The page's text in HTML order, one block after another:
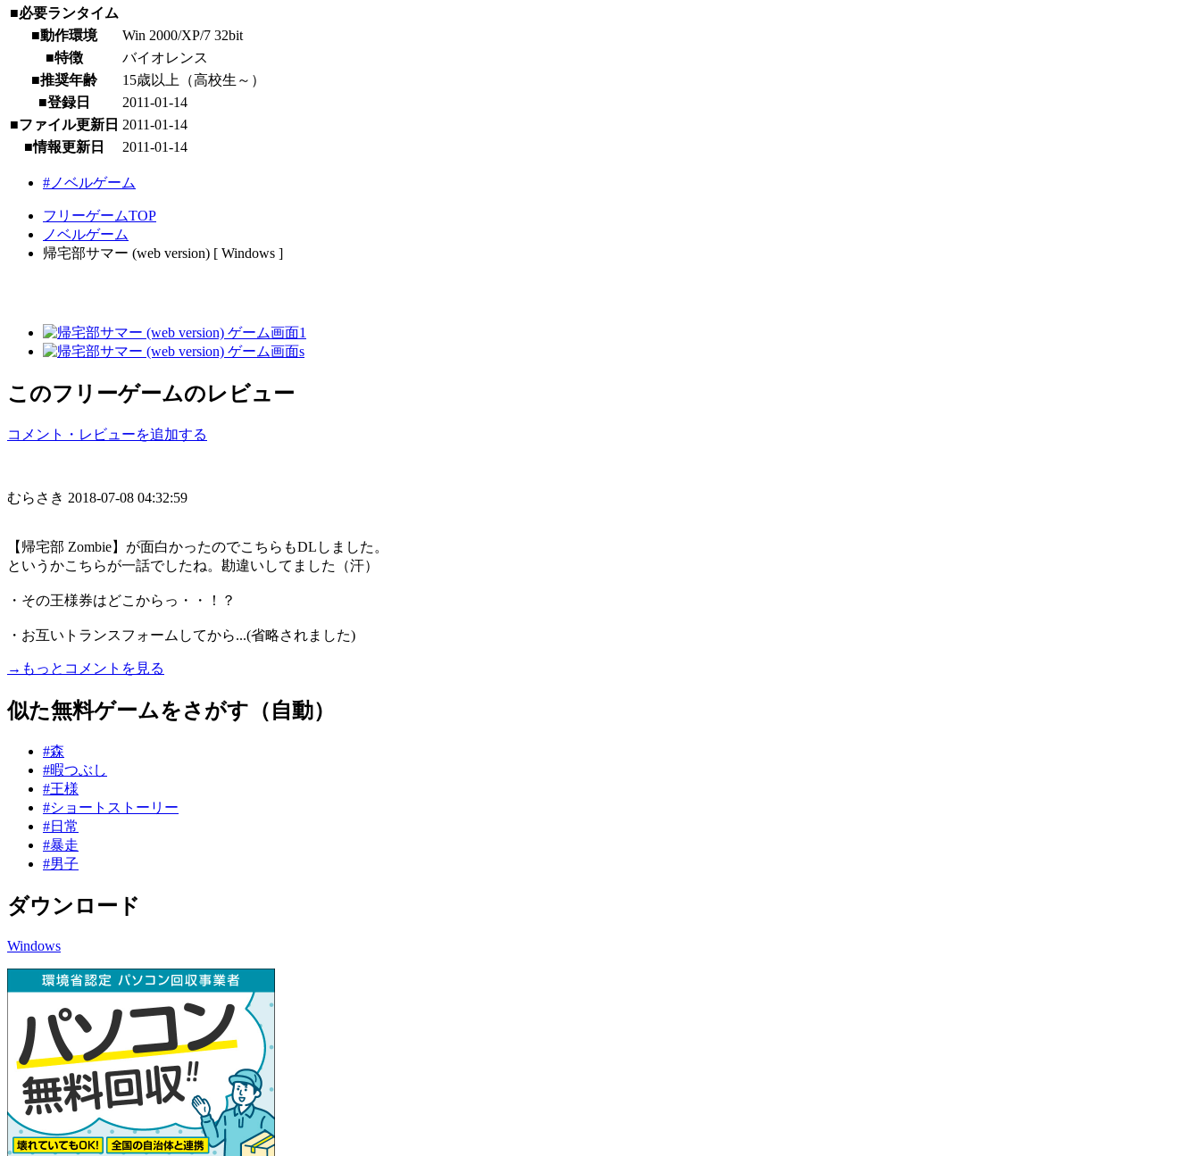
■必要ランタイム
■動作環境
Win 2000/XP/7 32bit
■特徴
バイオレンス
■推奨年齢
15歳以上（高校生～）
■登録日
2011-01-14
■ファイル更新日 2011-01-14
■情報更新日
2011-01-14
#ノベルゲーム
フリーゲームTOP
ノベルゲーム
帰宅部サマー (web version) [ Windows ]
このフリーゲームのレビュー
コメント・レビューを追加する
むらさき 2018-07-08 04:32:59
【帰宅部 Zombie】が面白かったのでこちらもDLしました。
というかこちらが一話でしたね。勘違いしてました（汗）
・その王様券はどこからっ・・！？
・お互いトランスフォームしてから...(省略されました)
→もっとコメントを見る
似た無料ゲームをさがす（自動）
#森
#暇つぶし
#王様
#ショートストーリー
#日常
#暴走
#男子
ダウンロード
Windows